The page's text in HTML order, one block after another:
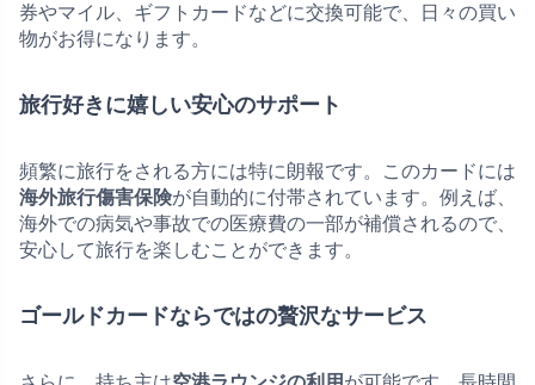
券やマイル、ギフトカードなどに交換可能で、日々の買い
物がお得になります。
旅行好きに嬉しい安心のサポート
頻繁に旅行をされる方には特に朗報です。このカードには
海外旅行傷害保険が自動的に付帯されています。例えば、
海外での病気や事故での医療費の一部が補償されるので、
安心して旅行を楽しむことができます。
ゴールドカードならではの贅沢なサービス